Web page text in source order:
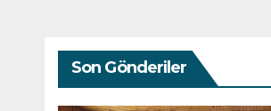
Son Gönderiler